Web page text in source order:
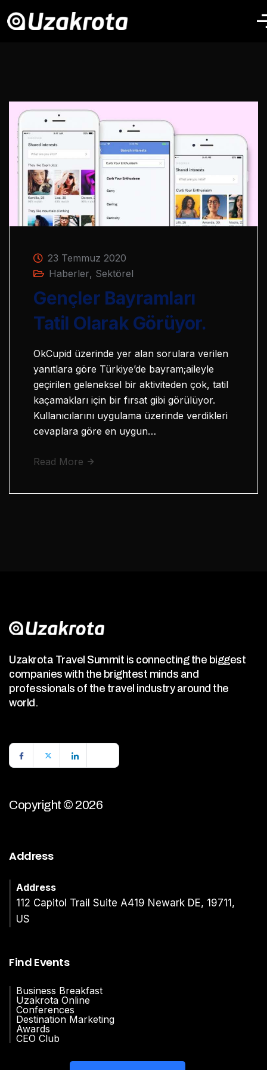
23 Temmuz 2020
Haberler, Sektörel
Gençler Bayramları
Tatil Olarak Görüyor.
OkCupid üzerinde yer alan sorulara verilen
yanıtlara göre Türkiye’de bayram;aileyle
geçirilen geleneksel bir aktiviteden çok, tatil
kaçamakları için bir fırsat gibi görülüyor.
Kullanıcılarını uygulama üzerinde verdikleri
cevaplara göre en uygun…
Read More
Uzakrota Travel Summit is connecting the biggest
companies with the brightest minds and
professionals of the travel industry around the
world.
Copyright © 2026
Address
Address
112 Capitol Trail Suite A419 Newark DE, 19711,
US
Find Events
Business Breakfast
Uzakrota Online
Conferences
Destination Marketing
Awards
CEO Club